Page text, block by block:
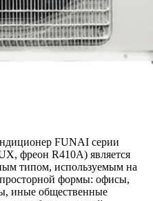
FUNAI серии
фреон R410А) является
типом, используемым на
формы: офисы,
иные общественные